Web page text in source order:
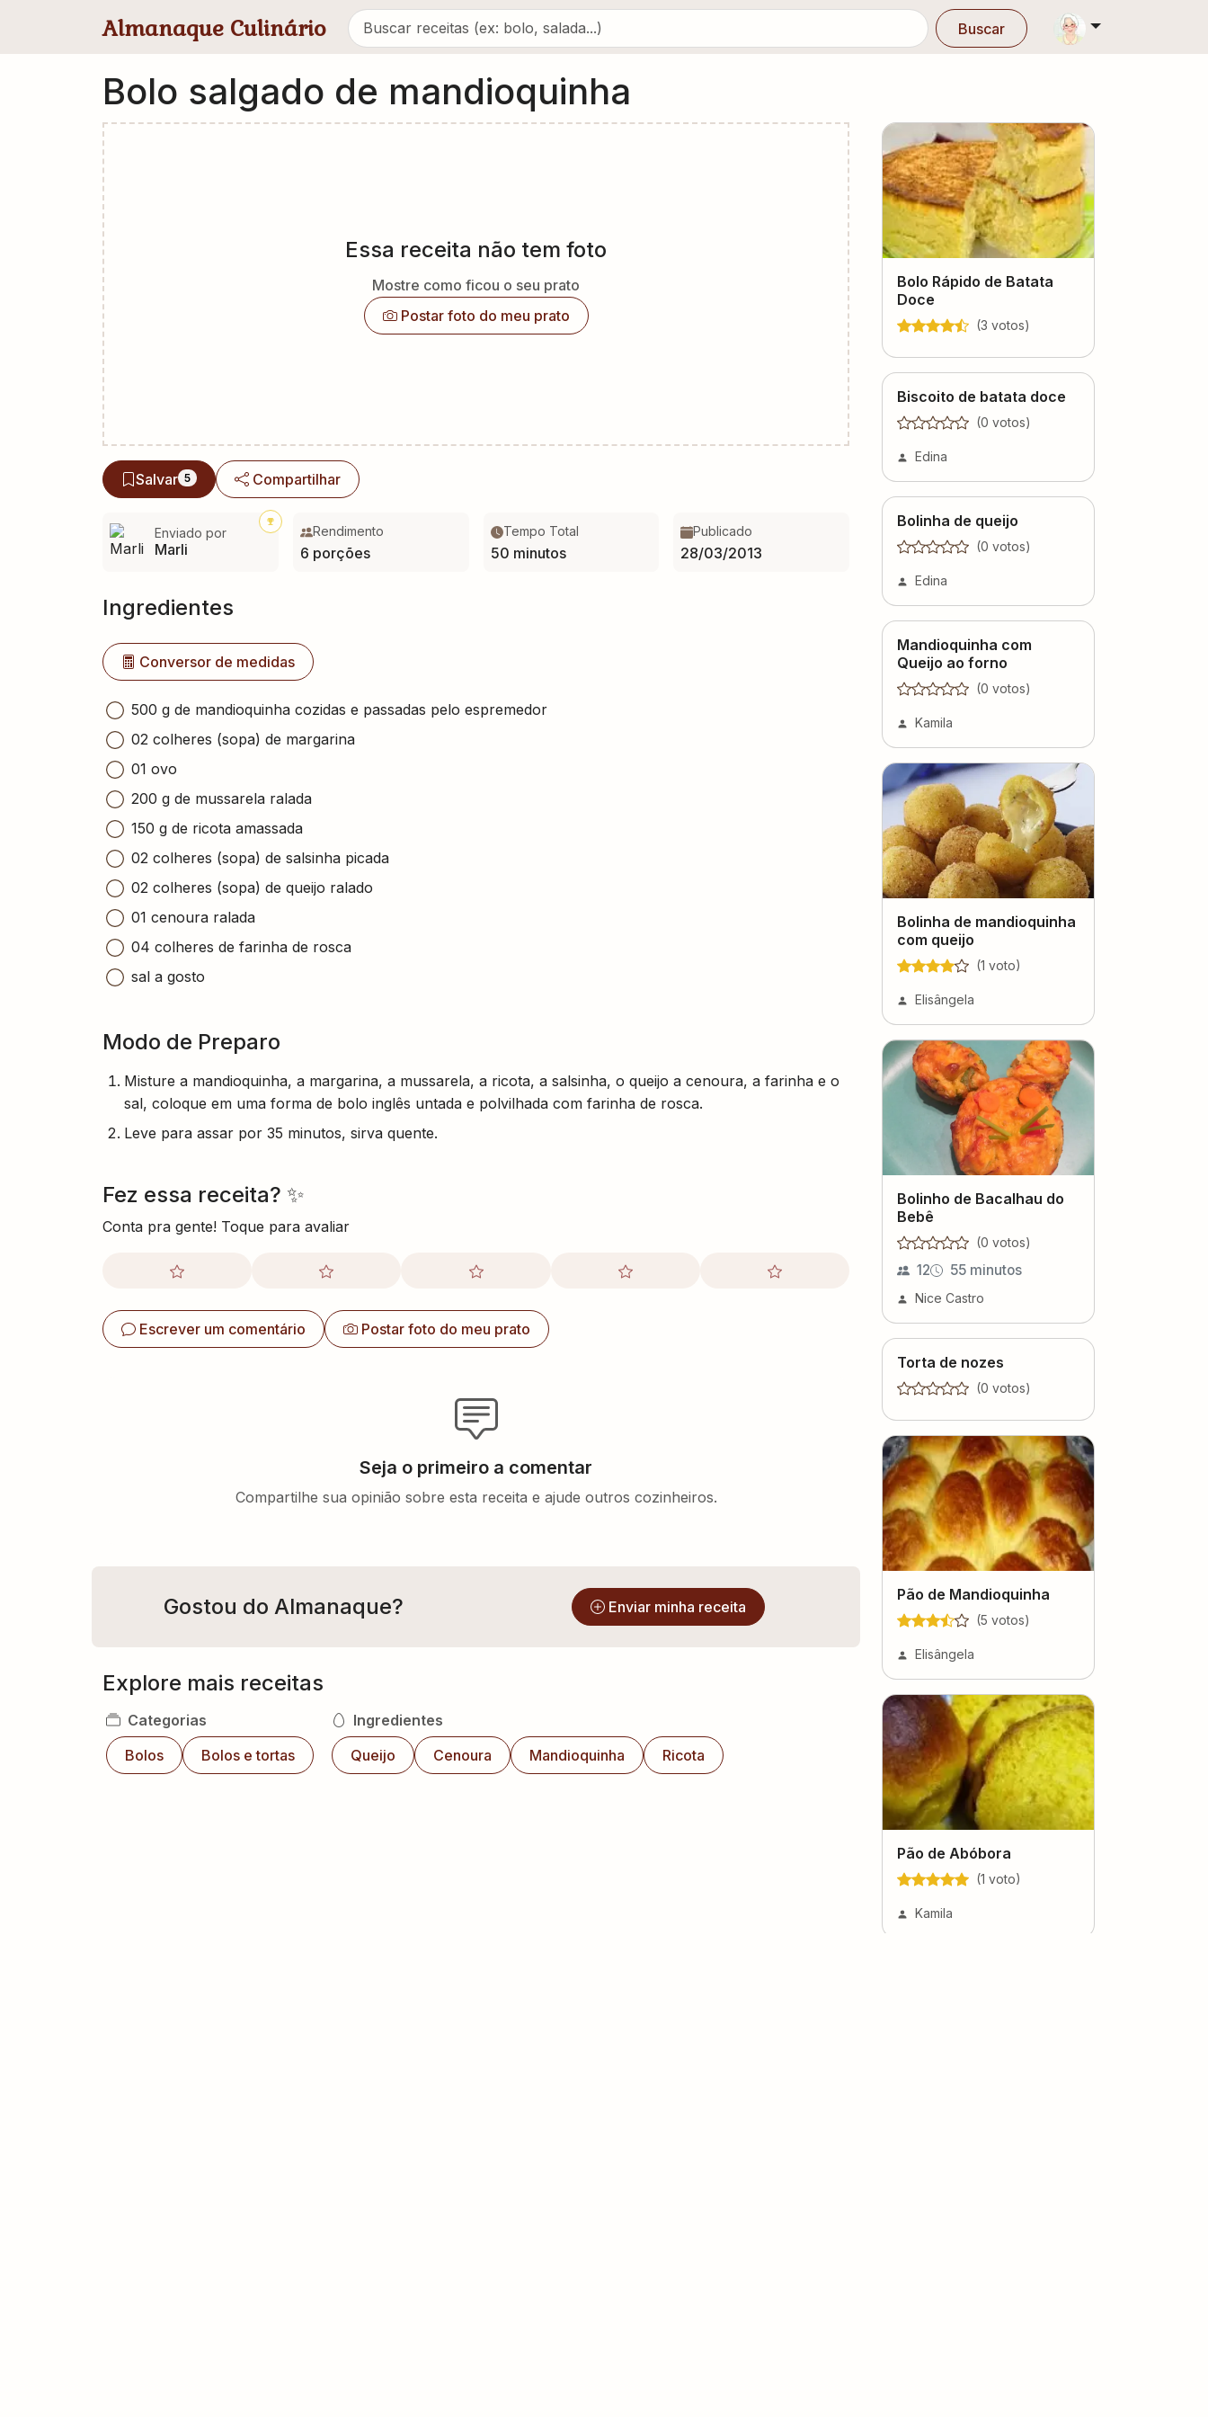
Almanaque Culinário Buscar
Bolo salgado de mandioquinha
Essa receita não tem foto
Mostre como ficou o seu prato
Postar foto do meu prato
Salvar 5 Compartilhar
Enviado por
Marli
Rendimento
6 porções
Tempo Total
50 minutos
Publicado
28/03/2013
Ingredientes
Conversor de medidas
500 g de mandioquinha cozidas e passadas pelo espremedor
02 colheres (sopa) de margarina
01 ovo
200 g de mussarela ralada
150 g de ricota amassada
02 colheres (sopa) de salsinha picada
02 colheres (sopa) de queijo ralado
01 cenoura ralada
04 colheres de farinha de rosca
sal a gosto
Modo de Preparo
Misture a mandioquinha, a margarina, a mussarela, a ricota, a salsinha, o queijo a cenoura, a farinha e o
sal, coloque em uma forma de bolo inglês untada e polvilhada com farinha de rosca.
Leve para assar por 35 minutos, sirva quente.
Fez essa receita? ✨
Conta pra gente! Toque para avaliar
Escrever um comentário Postar foto do meu prato
Seja o primeiro a comentar
Compartilhe sua opinião sobre esta receita e ajude outros cozinheiros.
Gostou do Almanaque? Enviar minha receita
Explore mais receitas
Categorias
Bolos
Bolos e tortas
Ingredientes
Queijo
Cenoura Mandioquinha Ricota
Bolo Rápido de Batata
Doce
(3 votos)
Biscoito de batata doce
(0 votos)
Edina
Bolinha de queijo
(0 votos)
Edina
Mandioquinha com
Queijo ao forno
(0 votos)
Kamila
Bolinha de mandioquinha
com queijo
(1 voto)
Elisângela
Bolinho de Bacalhau do
Bebê
(0 votos)
12 55 minutos
Nice Castro
Torta de nozes
(0 votos)
Pão de Mandioquinha
(5 votos)
Elisângela
Pão de Abóbora
(1 voto)
Kamila